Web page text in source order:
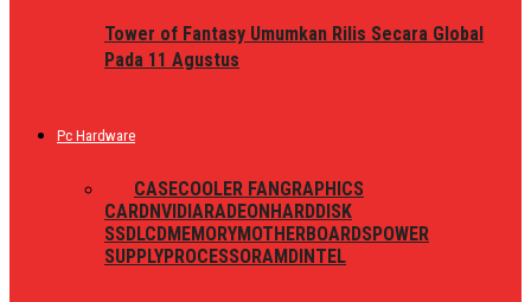
Tower of Fantasy Umumkan Rilis Secara Global
Pada 11 Agustus
Pc Hardware
CASECOOLER FAN GRAPHICS
CARDNVIDIARADEON HARDDISK
SSDLCDMEMORYMOTHERBOARDSPOWER
SUPPLYPROCESSORAMD INTEL